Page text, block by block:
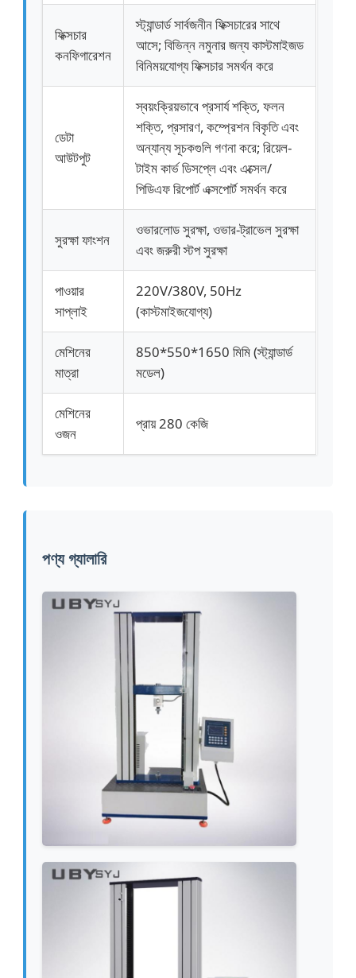
ফিক্সচার
কনফিগারেশন
স্ট্যান্ডার্ড সার্বজনীন ফিক্সচারের সাথে
আসে; বিভিন্ন নমুনার জন্য কাস্টমাইজড
বিনিময়যোগ্য ফিক্সচার সমর্থন করে
ডেটা
আউটপুট
স্বয়ংক্রিয়ভাবে প্রসার্য শক্তি, ফলন
শক্তি, প্রসারণ, কম্প্রেশন বিকৃতি এবং
অন্যান্য সূচকগুলি গণনা করে; রিয়েল-
টাইম কার্ভ ডিসপ্লে এবং এক্সেল/
পিডিএফ রিপোর্ট এক্সপোর্ট সমর্থন করে
সুরক্ষা ফাংশন
ওভারলোড সুরক্ষা, ওভার-ট্রাভেল সুরক্ষা
এবং জরুরী স্টপ সুরক্ষা
পাওয়ার
সাপ্লাই
220V/380V, 50Hz
(কাস্টমাইজযোগ্য)
মেশিনের
মাত্রা
850*550*1650 মিমি (স্ট্যান্ডার্ড
মডেল)
মেশিনের
ওজন
প্রায় 280 কেজি
পণ্য গ্যালারি